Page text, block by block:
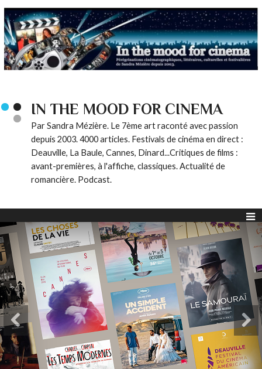
IN THE MOOD FOR CINEMA
Par Sandra Mézière. Le 7ème art raconté avec passion
depuis 2003. 4000 articles. Festivals de cinéma en direct :
Deauville, La Baule, Cannes, Dinard...Critiques de films :
avant-premières, à l'affiche, classiques. Actualité de
romancière. Podcast.